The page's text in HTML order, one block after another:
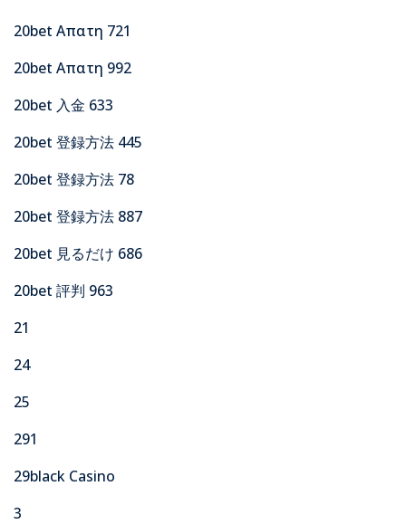
20bet Απατη 721
20bet Απατη 992
20bet 入金 633
20bet 登録方法 445
20bet 登録方法 78
20bet 登録方法 887
20bet 見るだけ 686
20bet 評判 963
21
24
25
291
29black Casino
3